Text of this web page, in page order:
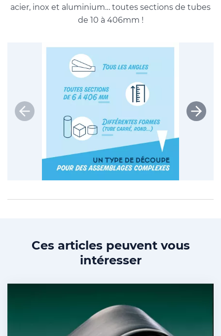
acier, inox et aluminium… toutes sections de tubes
de 10 à 406mm !
Ces articles peuvent vous
intéresser